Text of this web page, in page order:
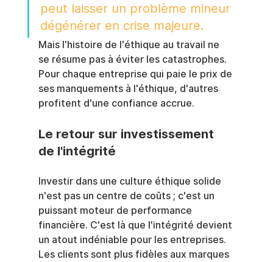
peut laisser un problème mineur
dégénérer en crise majeure.
Mais l'histoire de l'éthique au travail ne
se résume pas à éviter les catastrophes.
Pour chaque entreprise qui paie le prix de
ses manquements à l'éthique, d'autres
profitent d'une confiance accrue.
Le retour sur investissement
de l'intégrité
Investir dans une culture éthique solide
n'est pas un centre de coûts ; c'est un
puissant moteur de performance
financière. C'est là que l'intégrité devient
un atout indéniable pour les entreprises.
Les clients sont plus fidèles aux marques